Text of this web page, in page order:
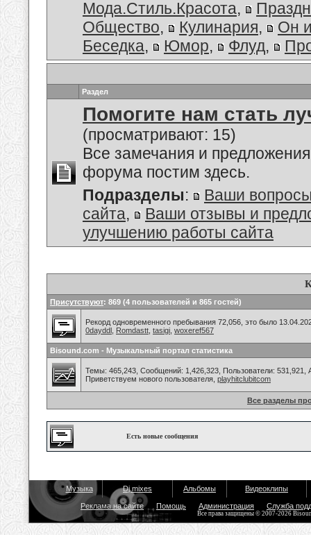
Мода.Стиль.Красота,
Общество, Кулинария,
Он
Беседка, Юмор, Флуд,
Раздел
Помогите нам стать
(просматривают: 15)
Все замечания и
форума постим здесь.
Подразделы:
Ваши
сайта,
Ваши отзывы и
улучшению работы сайта
Присутствуют: 869 (4 пользователей и 865 гостей)
Рекорд одновременного пребывания 72,056, это было
0dayddl Romdastt tasigi woxeref567
Bisound.com - Музыкальный портал статистика
Темы: 465,243, Сообщений: 1,426,323, Пользователи: 531,921,
Приветствуем нового пользователя, playhitclubitcom
Все разделы
Есть новые сообщения
Музыка Dj mixes Альбомы Видеоклипы
Реклама на сайте Помощь Администрация Служба
Все права защищены © 2007-2026